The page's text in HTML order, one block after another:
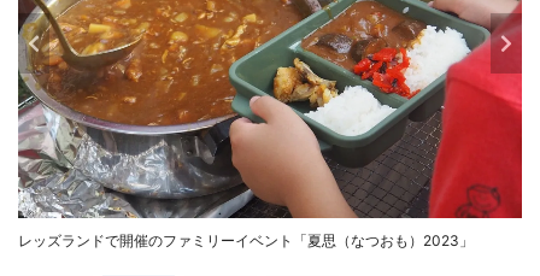
レッズランドで開催のファミリーイベント「夏思（なつおも）2023」